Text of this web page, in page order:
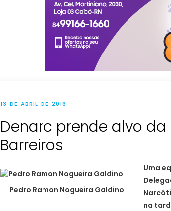
13 DE ABRIL DE 2016
Denarc prende alvo
Pedro Ramon Nogueira Galdino
Uma
na